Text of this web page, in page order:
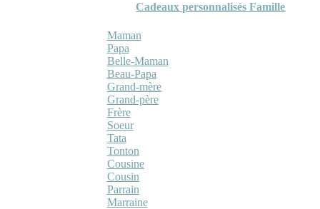
Cadeaux personnalisés Famille
Maman
Papa
Belle-Maman
Beau-Papa
Grand-mère
Grand-père
Frère
Soeur
Tata
Tonton
Cousine
Cousin
Parrain
Marraine